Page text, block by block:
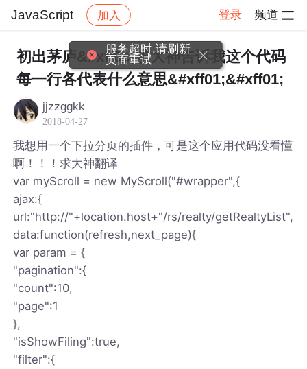
JavaScript 加入 登录 频道
社区 JavaScript 帖子详情
初出茅庐&#xff0c;求大神告诉我这个代码
每一行各代表什么意思&#xff01;&#xff01;
jjzzggkk
2018-04-27
我想用一个下拉分页的插件，可是这个应用代码没看懂
啊！！！求大神翻译
var myScroll = new MyScroll("#wrapper",{
ajax:{
url:"http://"+location.host+"/rs/realty/getRealtyList",
data:function(refresh,next_page){
var param = {
"pagination":{
"count":10,
"page":1
},
"isShowFiling":true,
"filter":{
服务超时,请刷新
页面重试